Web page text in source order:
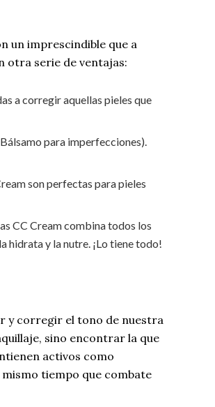
un imprescindible que a
otra serie de ventajas:
a corregir aquellas pieles que
para imperfecciones).
son perfectas para pieles
CC Cream combina todos los
hidrata y la nutre. ¡Lo tiene todo!
y corregir el tono de nuestra
sino encontrar la que
activos como
tiempo que combate